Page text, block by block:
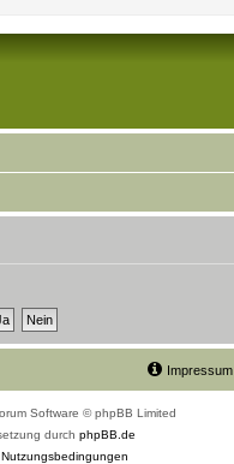
Impressum
Software © phpBB Limited
durch phpBB.de
Nutzungsbedingungen